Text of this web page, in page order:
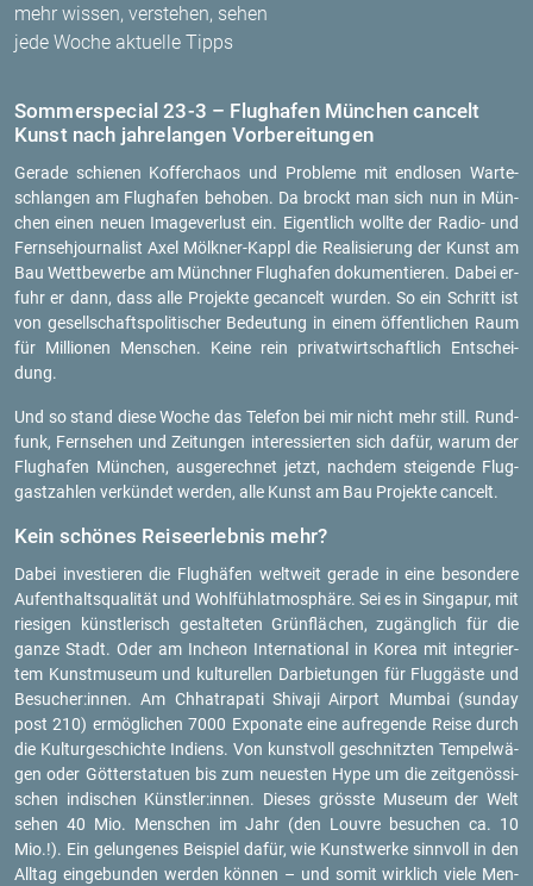
mehr wissen, verstehen, sehen
jede Woche aktuelle Tipps
Som­mer­spe­cial 23-3 – Flug­ha­fen Mün­chen can­celt
Kunst nach jah­re­lan­gen Vor­be­rei­tun­gen
Ge­ra­de schie­nen Kof­fer­cha­os und Pro­ble­me mit end­lo­sen War­te­
schlan­gen am Flug­ha­fen be­ho­ben. Da brockt man sich nun in Mün­
chen einen neuen Image­ver­lust ein. Ei­gent­lich woll­te der Ra­dio- und
Fern­seh­jour­na­list Axel Mölk­ner-Kappl die Rea­li­sie­rung der Kunst am
Bau Wett­be­wer­be am Münch­ner Flug­ha­fen do­ku­men­tie­ren. Dabei er­
fuhr er dann, dass alle Pro­jek­te ge­can­celt wur­den. So ein Schritt ist
von ge­sell­schafts­po­li­ti­scher Be­deu­tung in einem öf­fent­li­chen Raum
für Mil­lio­nen Men­schen. Keine rein pri­vat­wirt­schaft­lich Ent­schei­
dung.
Und so stand diese Woche das Te­le­fon bei mir nicht mehr still. Rund­
funk, Fern­se­hen und Zei­tun­gen in­ter­es­sier­ten sich dafür, warum der
Flug­ha­fen Mün­chen, aus­ge­rech­net jetzt, nach­dem stei­gen­de Flug­
gast­zah­len ver­kün­det wer­den, alle Kunst am Bau Pro­jek­te can­celt.
Kein schö­nes Rei­se­er­leb­nis mehr?
Dabei in­ves­tie­ren die Flug­hä­fen welt­weit ge­ra­de in eine be­son­de­re
Auf­ent­halts­qua­li­tät und Wohl­füh­l­at­mo­sphä­re. Sei es in Sin­ga­pur, mit
rie­si­gen künst­le­risch ge­stal­te­ten Grün­flä­chen, zu­gäng­lich für die
ganze Stadt. Oder am In­che­on In­ter­na­tio­nal in Korea mit in­te­grier­
tem Kunst­mu­se­um und kul­tu­rel­len Dar­bie­tun­gen für Flug­gäs­te und
Be­su­cher:innen. Am Chha­tra­pa­ti Shi­va­ji Air­port Mum­bai (sun­day
post 210) er­mög­li­chen 7000 Ex­po­na­te eine auf­re­gen­de Reise durch
die Kul­tur­ge­schich­te In­di­ens. Von kunst­voll ge­schnitz­ten Tem­pel­wä­
gen oder Göt­ter­sta­tu­en bis zum neu­es­ten Hype um die zeit­ge­nös­si­
schen in­di­schen Künst­ler:innen. Die­ses gröss­te Mu­se­um der Welt
sehen 40 Mio. Men­schen im Jahr (den Lou­vre be­su­chen ca. 10
Mio.!). Ein ge­lun­ge­nes Bei­spiel dafür, wie Kunst­wer­ke sinn­voll in den
All­tag ein­ge­bun­den wer­den kön­nen – und somit wirk­lich viele Men­